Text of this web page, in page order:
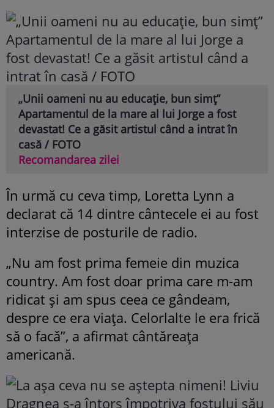
„Unii oameni nu au educație, bun simț”
Apartamentul de la mare al lui Jorge a fost
devastat! Ce a găsit artistul când a intrat în
casă / FOTO
Recomandarea zilei
În urmă cu ceva timp, Loretta Lynn a
declarat că 14 dintre cântecele ei au fost
interzise de posturile de radio.
„Nu am fost prima femeie din muzica
country. Am fost doar prima care m-am
ridicat și am spus ceea ce gândeam,
despre ce era viața. Celorlalte le era frică
să o facă”, a afirmat cântăreața
americană.